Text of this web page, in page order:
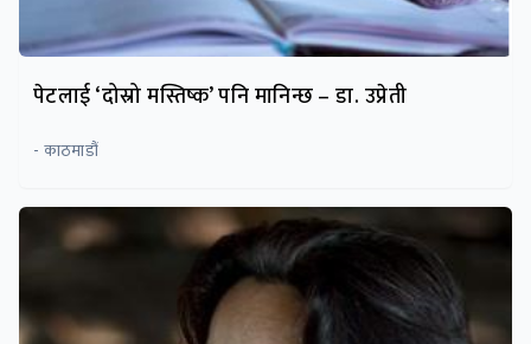
पेटलाई ‘दोस्रो मस्तिष्क’ पनि मानिन्छ – डा. उप्रेती
- काठमाडौं